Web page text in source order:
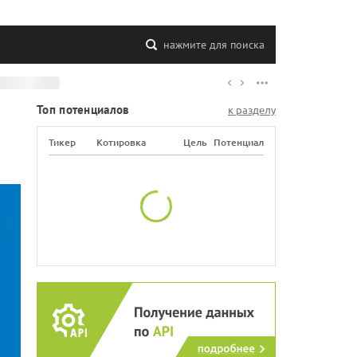
нажмите для поиска
Топ потенциалов к разделу
Тикер Котировка Цель Потенциал